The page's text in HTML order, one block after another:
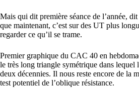
Mais qui dit première séance de l’année,
que maintenant, c’est sur des UT plus
regarder ce qu’il se trame.
Premier graphique du CAC 40 en
le très long triangle symétrique dans
deux décennies. Il nous reste encore de la
test potentiel de l’oblique résistance.